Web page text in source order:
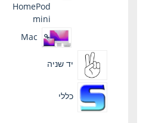
HomePod
mini
Mac
יד שניה
כללי